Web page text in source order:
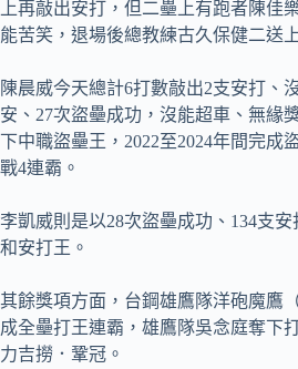
上再敲出安打，但二壘上有跑者陳佳
能苦笑，退場後總教練古久保健二送
陳晨威今天總計6打數敲出2支安打、
安、27次盜壘成功，沒能超車、無緣
下中職盜壘王，2022至2024年間完成
戰4連霸。
李凱威則是以28次盜壘成功、134支
和安打王。
其餘獎項方面，台鋼雄鷹隊洋砲魔鷹
成全壘打王連霸，雄鷹隊吳念庭奪下
力吉撈．鞏冠。